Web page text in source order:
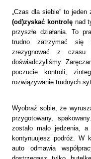
„Czas dla siebie” to
(od)zyskać kontrolęnad
przyszłe działania. To
trudno zatrzymać się
zrezygnować z czasu
doświadczyliśmy.
poczucie kontroli,
rozwiązywanie trudnych
Wyobraź sobie, że
przygotowany,
zostało mało jedzenia,
kontynuujesz podróż. W
auto odmawia